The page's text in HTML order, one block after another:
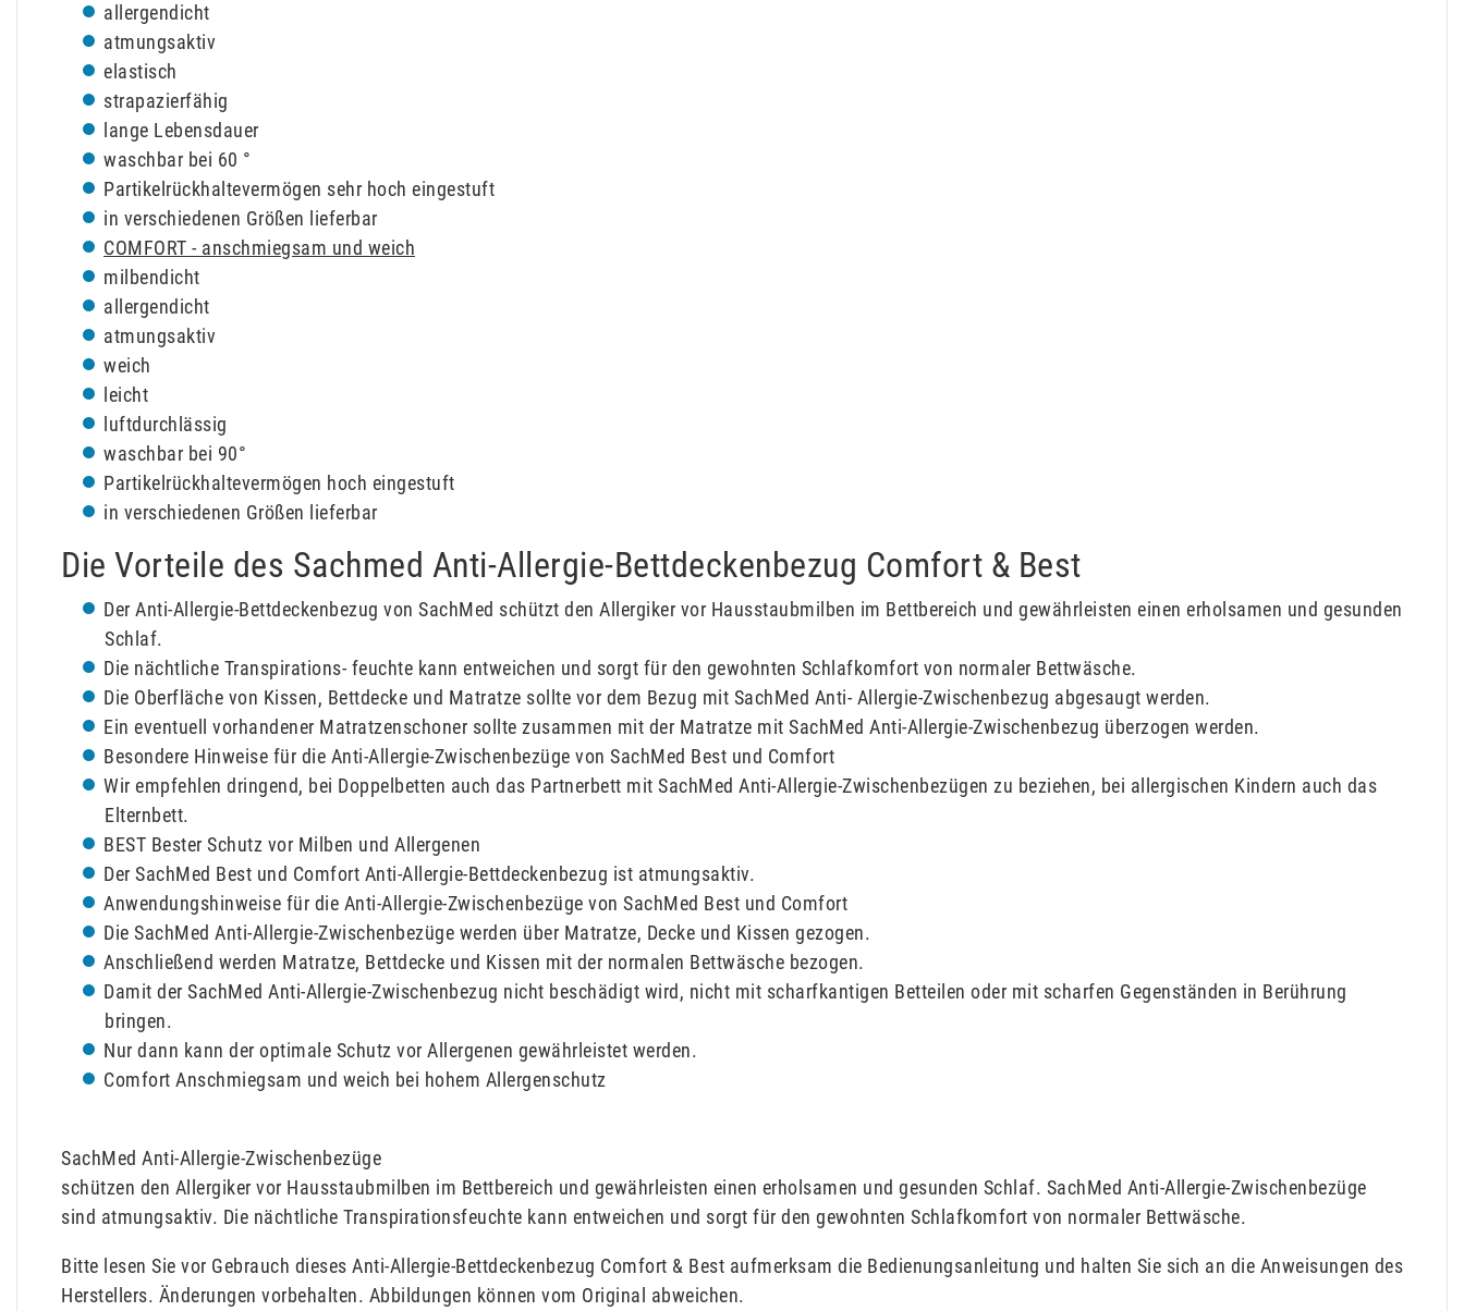
allergendicht
atmungsaktiv
elastisch
strapazierfähig
lange Lebensdauer
waschbar bei 60 °
Partikelrückhaltevermögen sehr hoch eingestuft
in verschiedenen Größen lieferbar
COMFORT - anschmiegsam und weich
milbendicht
allergendicht
atmungsaktiv
weich
leicht
luftdurchlässig
waschbar bei 90°
Partikelrückhaltevermögen hoch eingestuft
in verschiedenen Größen lieferbar
Die Vorteile des Sachmed Anti-Allergie-Bettdeckenbezug Comfort & Best
Der Anti-Allergie-Bettdeckenbezug von SachMed schützt den Allergiker vor Hausstaubmilben im Bettbereich und gewährleisten einen erholsamen und gesunden
Schlaf.
Die nächtliche Transpirations- feuchte kann entweichen und sorgt für den gewohnten Schlafkomfort von normaler Bettwäsche.
Die Oberfläche von Kissen, Bettdecke und Matratze sollte vor dem Bezug mit SachMed Anti- Allergie-Zwischenbezug abgesaugt werden.
Ein eventuell vorhandener Matratzenschoner sollte zusammen mit der Matratze mit SachMed Anti-Allergie-Zwischenbezug überzogen werden.
Besondere Hinweise für die Anti-Allergie-Zwischenbezüge von SachMed Best und Comfort
Wir empfehlen dringend, bei Doppelbetten auch das Partnerbett mit SachMed Anti-Allergie-Zwischenbezügen zu beziehen, bei allergischen Kindern auch das
Elternbett.
BEST Bester Schutz vor Milben und Allergenen
Der SachMed Best und Comfort Anti-Allergie-Bettdeckenbezug ist atmungsaktiv.
Anwendungshinweise für die Anti-Allergie-Zwischenbezüge von SachMed Best und Comfort
Die SachMed Anti-Allergie-Zwischenbezüge werden über Matratze, Decke und Kissen gezogen.
Anschließend werden Matratze, Bettdecke und Kissen mit der normalen Bettwäsche bezogen.
Damit der SachMed Anti-Allergie-Zwischenbezug nicht beschädigt wird, nicht mit scharfkantigen Betteilen oder mit scharfen Gegenständen in Berührung
bringen.
Nur dann kann der optimale Schutz vor Allergenen gewährleistet werden.
Comfort Anschmiegsam und weich bei hohem Allergenschutz
SachMed Anti-Allergie-Zwischenbezüge
schützen den Allergiker vor Hausstaubmilben im Bettbereich und gewährleisten einen erholsamen und gesunden Schlaf. SachMed Anti-Allergie-Zwischenbezüge
sind atmungsaktiv. Die nächtliche Transpirationsfeuchte kann entweichen und sorgt für den gewohnten Schlafkomfort von normaler Bettwäsche.
Bitte lesen Sie vor Gebrauch dieses Anti-Allergie-Bettdeckenbezug Comfort & Best aufmerksam die Bedienungsanleitung und halten Sie sich an die Anweisungen des
Herstellers. Änderungen vorbehalten. Abbildungen können vom Original abweichen.